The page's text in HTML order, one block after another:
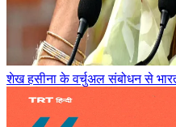
शेख हसीना के वर्चुअल संबोधन से